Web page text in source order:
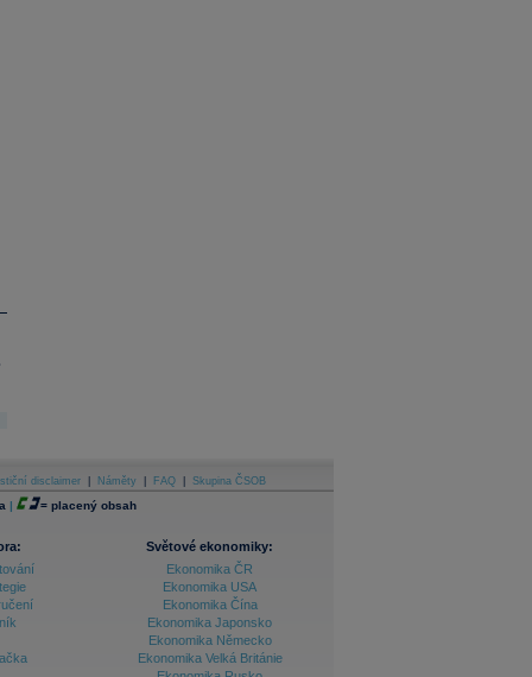
disclaimer Náměty FAQ Skupina ČSOB
| = placený obsah
Světové ekonomiky:
Ekonomika ČR
Ekonomika USA
Ekonomika Čína
Ekonomika Japonsko
Ekonomika Německo
Ekonomika Velká Británie